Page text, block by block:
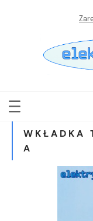
WKŁADKA
A